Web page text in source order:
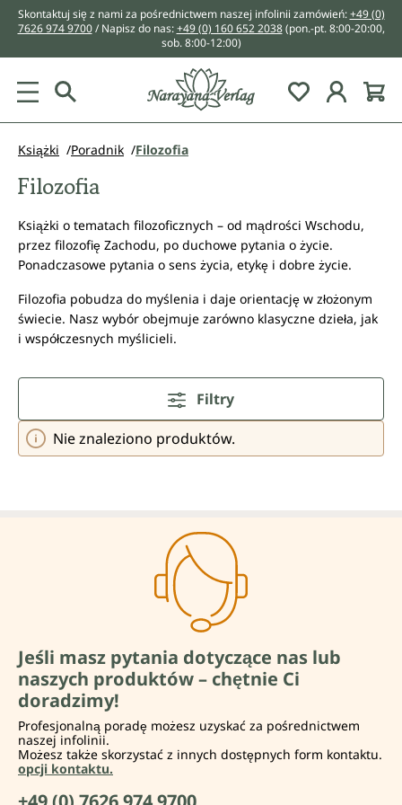
zawartości
Skontaktuj się z nami za pośrednictwem naszej infolinii zamówień:+49 (0)
7626 974 9700/ Napisz do nas:+49 (0) 160 652 2038 (pon.-pt. 8:00-20:00,
sob. 8:00-12:00)
You have 0
Książki Poradnik Filozofia
Filozofia
Książki o tematach filozoficznych – od mądrości Wschodu,
przez filozofię Zachodu, po duchowe pytania o życie.
Ponadczasowe pytania o sens życia, etykę i dobre życie.
Filozofia pobudza do myślenia i daje orientację w złożonym
świecie. Nasz wybór obejmuje zarówno klasyczne dzieła, jak
i współczesnych myślicieli.
Filtry
Nie znaleziono produktów.
Jeśli masz pytania dotyczące nas lub
naszych produktów – chętnie Ci
doradzimy!
Profesjonalną poradę możesz uzyskać za pośrednictwem
naszej infolinii.
Możesz także skorzystać z innych dostępnych form kontaktu.
opcji kontaktu.